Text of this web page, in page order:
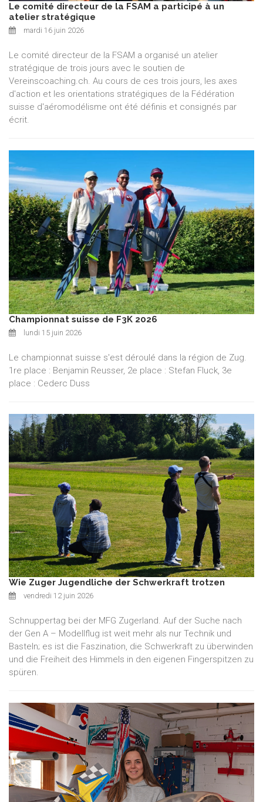
Le comité directeur de la FSAM a participé à un
atelier stratégique
mardi 16 juin 2026
Le comité directeur de la FSAM a organisé un atelier
stratégique de trois jours avec le soutien de
Vereinscoaching.ch. Au cours de ces trois jours, les axes
d'action et les orientations stratégiques de la Fédération
suisse d'aéromodélisme ont été définis et consignés par
écrit.
Championnat suisse de F3K 2026
lundi 15 juin 2026
Le championnat suisse s'est déroulé dans la région de Zug.
1re place : Benjamin Reusser, 2e place : Stefan Fluck, 3e
place : Cederc Duss
Wie Zuger Jugendliche der Schwerkraft trotzen
vendredi 12 juin 2026
Schnuppertag bei der MFG Zugerland. Auf der Suche nach
der Gen A – Modellflug ist weit mehr als nur Technik und
Basteln; es ist die Faszination, die Schwerkraft zu überwinden
und die Freiheit des Himmels in den eigenen Fingerspitzen zu
spüren.